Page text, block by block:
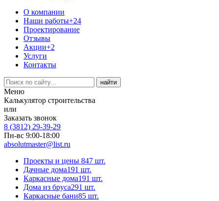
О компании
Наши работы+24
Проектирование
Отзывы
Акции+2
Услуги
Контакты
Меню
Калькулятор строительства
или
Заказать звонок
8 (3812) 29-39-29
Пн-вс 9:00-18:00
absolutmaster@list.ru
Проекты и цены 847 шт.
Дачные дома191 шт.
Каркасные дома191 шт.
Дома из бруса291 шт.
Каркасные бани85 шт.